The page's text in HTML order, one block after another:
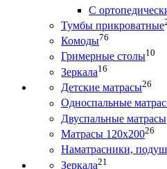
С
Тумбы прикроватные
Комоды76
Гримерные столы10
Зеркала16
Детские матрасы26
Односпальные
Двуспальные матрасы
Матрасы 120х20026
Наматрасники,
Зеркала21